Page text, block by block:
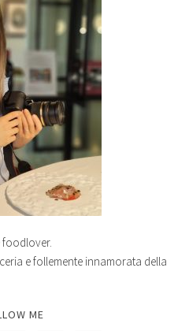
foodlover.
e follemente innamorata della
ME